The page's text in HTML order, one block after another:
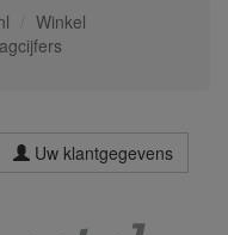
Winkel
Uw klantgegevens